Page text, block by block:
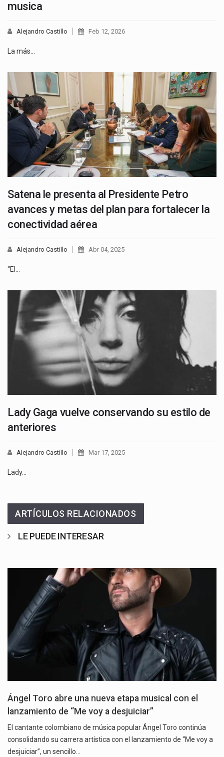
musica
Alejandro Castillo Feb 12, 2026
La más…
Satena le presenta al Presidente Petro
avances y metas del plan para fortalecer la
conectividad aérea
Alejandro Castillo Abr 04, 2025
“El…
Lady Gaga vuelve conservando su estilo de
anteriores
Alejandro Castillo Mar 17, 2025
Lady…
ARTÍCULOS RELACIONADOS
LE PUEDE INTERESAR
Ángel Toro abre una nueva etapa musical con el
lanzamiento de “Me voy a desjuiciar”
El cantante colombiano de música popular Ángel Toro continúa
consolidando su carrera artística con el lanzamiento de “Me voy a
desjuiciar”, un sencillo…